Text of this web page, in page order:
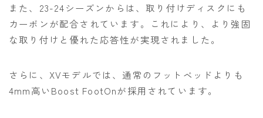
また、23-24シーズンからは、取り付けディスクにも
カーボンが配合されています。これにより、より強固
な取り付けと優れた応答性が実現されました。
さらに、XVモデルでは、通常のフットベッドよりも
4mm高いBoost FootOnが採用されています。